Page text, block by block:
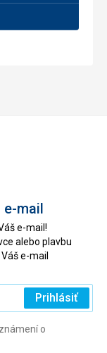
e-mail
e-mail!
alebo plavbu
e-mail
Prihlásiť
o